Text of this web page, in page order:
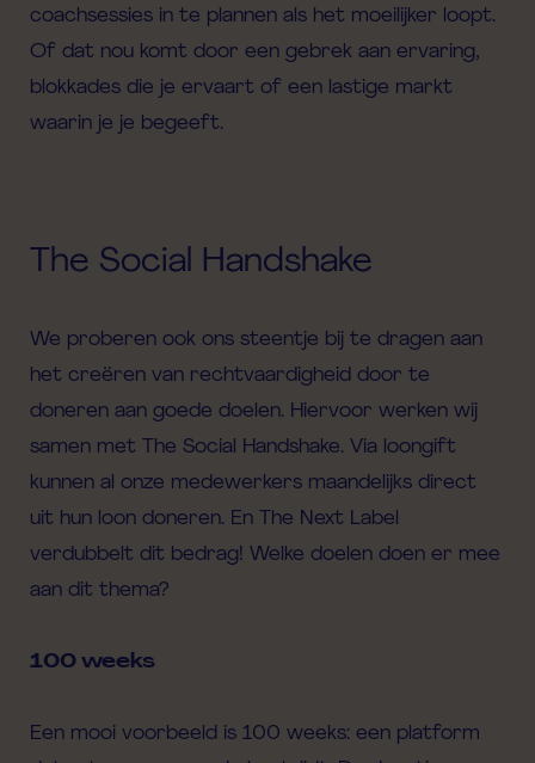
coachsessies in te plannen als het moeilijker loopt.
Of dat nou komt door een gebrek aan ervaring,
blokkades die je ervaart of een lastige markt
waarin je je begeeft.
The Social Handshake
We proberen ook ons steentje bij te dragen aan
het creëren van rechtvaardigheid door te
doneren aan goede doelen. Hiervoor werken wij
samen met The Social Handshake. Via loongift
kunnen al onze medewerkers maandelijks direct
uit hun loon doneren. En The Next Label
verdubbelt dit bedrag! Welke doelen doen er mee
aan dit thema?
100 weeks
Een mooi voorbeeld is 100 weeks: een platform